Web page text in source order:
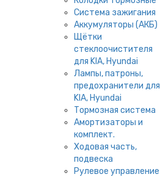
Система зажигания
Аккумуляторы (АКБ)
Щётки
стеклоочистителя
для KIA, Hyundai
Лампы, патроны,
предохранители для
KIA, Hyundai
Тормозная система
Амортизаторы и
комплект.
Ходовая часть,
подвеска
Рулевое управление